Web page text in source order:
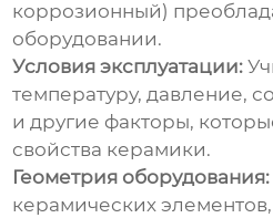
коррозионный)
оборудовании.
Условия эксплуатации:
температуру, давление,
и другие факторы,
свойства керамики.
Геометрия оборудования:
керамических